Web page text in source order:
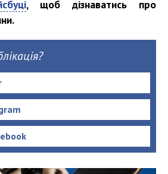
, щоб дізнаватись про